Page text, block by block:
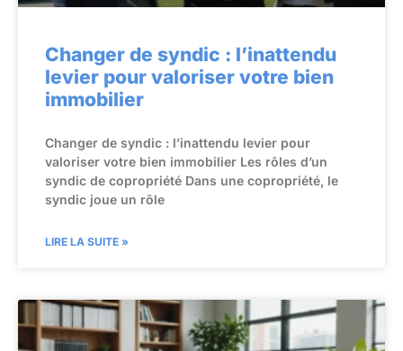
Changer de syndic : l’inattendu
levier pour valoriser votre bien
immobilier
Changer de syndic : l’inattendu levier pour
valoriser votre bien immobilier Les rôles d’un
syndic de copropriété Dans une copropriété, le
syndic joue un rôle
LIRE LA SUITE »